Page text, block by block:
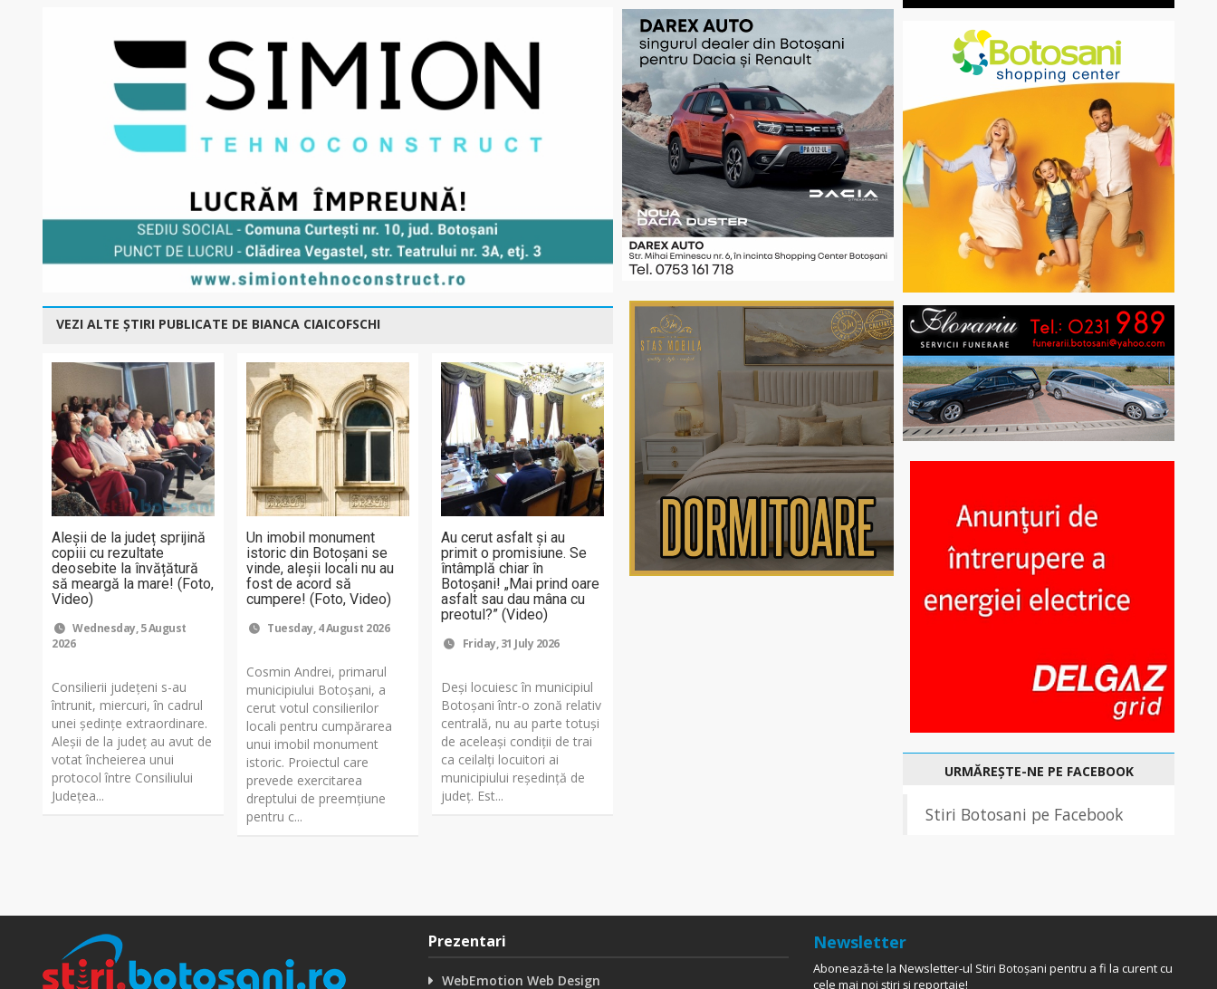
VEZI ALTE ȘTIRI PUBLICATE DE BIANCA CIAICOFSCHI
Aleșii de la județ sprijină
copiii cu rezultate
deosebite la învățătură
să meargă la mare! (Foto,
Video)
Wednesday, 5 August
2026
Consilierii județeni s-au
întrunit, miercuri, în cadrul
unei ședințe extraordinare.
Aleșii de la județ au avut de
votat încheierea unui
protocol între Consiliului
Județea...
Un imobil monument
istoric din Botoșani se
vinde, aleșii locali nu au
fost de acord să
cumpere! (Foto, Video)
Tuesday, 4 August 2026
Cosmin Andrei, primarul
municipiului Botoșani, a
cerut votul consilierilor
locali pentru cumpărarea
unui imobil monument
istoric. Proiectul care
prevede exercitarea
dreptului de preemțiune
pentru c...
Au cerut asfalt și au
primit o promisiune. Se
întâmplă chiar în
Botoșani! „Mai prind oare
asfalt sau dau mâna cu
preotul?” (Video)
Friday, 31 July 2026
Deși locuiesc în municipiul
Botoșani într-o zonă relativ
centrală, nu au parte totuși
de aceleași condiții de trai
ca ceilalți locuitori ai
municipiului reședință de
județ. Est...
URMĂREȘTE-NE PE FACEBOOK
Stiri Botosani pe Facebook
Prezentari
WebEmotion Web Design
Newsletter
Abonează-te la Newsletter-ul Stiri Botoșani pentru a fi la curent cu
cele mai noi știri și reportaje!